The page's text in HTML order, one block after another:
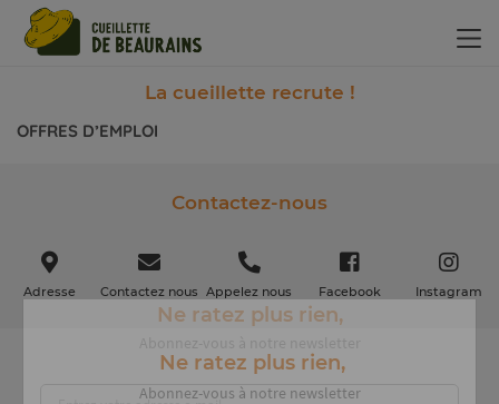
La cueillette recrute !
OFFRES D’EMPLOI
Contactez-nous
Adresse Contactez nous Appelez nous Facebook Instagram
Ne ratez plus rien,
Abonnez-vous à notre newsletter
Ne ratez plus rien,
Abonnez-vous à notre newsletter
Panneau de gestion des cookies